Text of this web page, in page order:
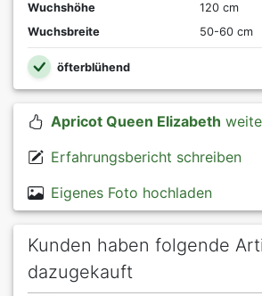
Wuchshöhe
120 cm
Wuchsbreite
50-60 cm
öfterblühend
Apricot Queen Elizabeth
Erfahrungsbericht schreiben
Eigenes Foto hochladen
Kunden haben folgende
dazugekauft